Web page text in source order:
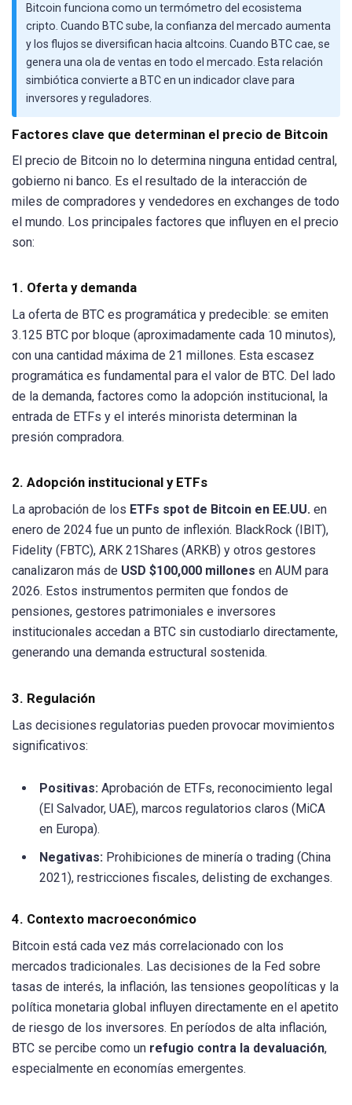
Bitcoin funciona como un termómetro del ecosistema
cripto. Cuando BTC sube, la confianza del mercado aumenta
y los flujos se diversifican hacia altcoins. Cuando BTC cae, se
genera una ola de ventas en todo el mercado. Esta relación
simbiótica convierte a BTC en un indicador clave para
inversores y reguladores.
Factores clave que determinan el precio de Bitcoin
El precio de Bitcoin no lo determina ninguna entidad central,
gobierno ni banco. Es el resultado de la interacción de
miles de compradores y vendedores en exchanges de todo
el mundo. Los principales factores que influyen en el precio
son:
1. Oferta y demanda
La oferta de BTC es programática y predecible: se emiten
3.125 BTC por bloque (aproximadamente cada 10 minutos),
con una cantidad máxima de 21 millones. Esta escasez
programática es fundamental para el valor de BTC. Del lado
de la demanda, factores como la adopción institucional, la
entrada de ETFs y el interés minorista determinan la
presión compradora.
2. Adopción institucional y ETFs
La aprobación de los ETFs spot de Bitcoin en EE.UU. en
enero de 2024 fue un punto de inflexión. BlackRock (IBIT),
Fidelity (FBTC), ARK 21Shares (ARKB) y otros gestores
canalizaron más de USD $100,000 millones en AUM para
2026. Estos instrumentos permiten que fondos de
pensiones, gestores patrimoniales e inversores
institucionales accedan a BTC sin custodiarlo directamente,
generando una demanda estructural sostenida.
3. Regulación
Las decisiones regulatorias pueden provocar movimientos
significativos:
Positivas: Aprobación de ETFs, reconocimiento legal
(El Salvador, UAE), marcos regulatorios claros (MiCA
en Europa).
Negativas: Prohibiciones de minería o trading (China
2021), restricciones fiscales, delisting de exchanges.
4. Contexto macroeconómico
Bitcoin está cada vez más correlacionado con los
mercados tradicionales. Las decisiones de la Fed sobre
tasas de interés, la inflación, las tensiones geopolíticas y la
política monetaria global influyen directamente en el apetito
de riesgo de los inversores. En períodos de alta inflación,
BTC se percibe como un refugio contra la devaluación,
especialmente en economías emergentes.